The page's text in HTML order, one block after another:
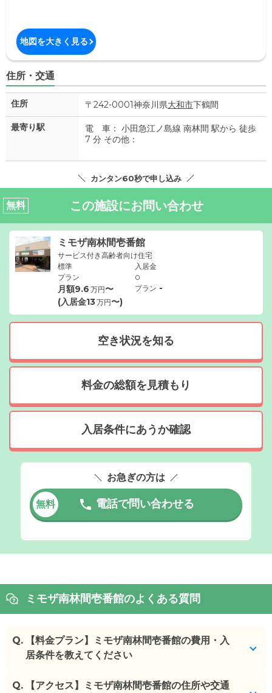
地図を大きく見る
住所・交通
住所 〒242-0001神奈川県大和市下鶴間
最寄り駅
電 車： 小田急江ノ島線 南林間 駅から 徒歩
7 分 その他：
カンタン60秒で申し込み
無料 この施設にお問い合わせ
ミモザ南林間壱番館
サービス付き高齢者向け住宅
標準
プラン
月額9.6 万円〜
(入居金13万円〜)
入居金
0
プラン -
空き状況を知る
料金の総額を見積もり
入居条件にあうか確認
お急ぎの方は
無料 電話で問い合わせる
ミモザ南林間壱番館のよくある質問
Q.
【料金プラン】ミモザ南林間壱番館の費用・入
居条件を教えてください
ミモザ南林間壱番館の入居金・月額料金は次のとお
Q. 【アクセス】ミモザ南林間壱番館の住所や交通